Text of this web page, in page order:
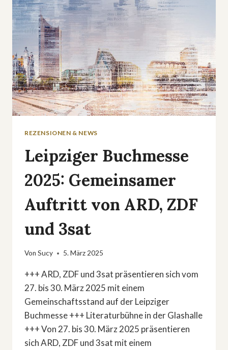
REZENSIONEN & NEWS
Leipziger Buchmesse
2025: Gemeinsamer
Auftritt von ARD, ZDF
und 3sat
Von Sucy 5. März 2025
+++ ARD, ZDF und 3sat präsentieren sich vom
27. bis 30. März 2025 mit einem
Gemeinschaftsstand auf der Leipziger
Buchmesse +++ Literaturbühne in der Glashalle
+++ Von 27. bis 30. März 2025 präsentieren
sich ARD, ZDF und 3sat mit einem